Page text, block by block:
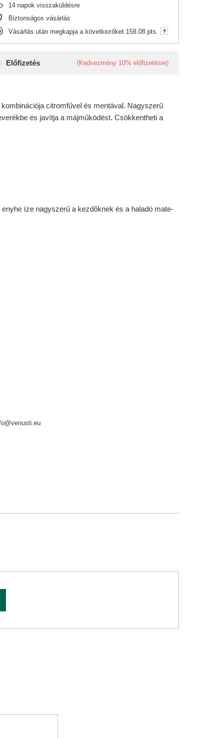
Előfizetés (Kedvezmény 10% előfizetésre)
14 napok visszaküldésre
Biztonságos vásárlás
Vásárlás után megkapja a következőket 158.08 pts.
citromfűvel és mentával. Nagyszerű
és javítja a májműködést. Csökkentheti a
íze nagyszerű a kezdőknek és a haladó mate-